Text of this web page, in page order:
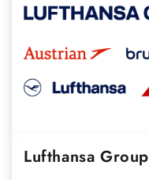
Lufthansa Group